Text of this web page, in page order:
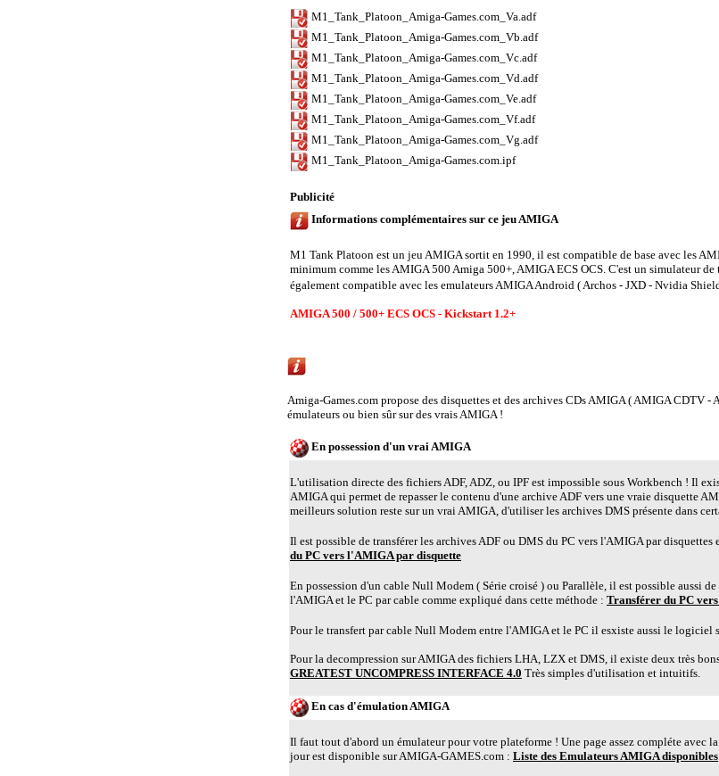
M1_Tank_Platoon_Amiga-Games.com_Va.adf
M1_Tank_Platoon_Amiga-Games.com_Vb.adf
M1_Tank_Platoon_Amiga-Games.com_Vc.adf
M1_Tank_Platoon_Amiga-Games.com_Vd.adf
M1_Tank_Platoon_Amiga-Games.com_Ve.adf
M1_Tank_Platoon_Amiga-Games.com_Vf.adf
M1_Tank_Platoon_Amiga-Games.com_Vg.adf
M1_Tank_Platoon_Amiga-Games.com.ipf
Publicité
Informations complémentaires sur ce jeu AMIGA
M1 Tank Platoon est un jeu AMIGA sortit en 1990, il est compatible de base avec les
minimum comme les AMIGA 500 Amiga 500+, AMIGA ECS OCS. C'est un simulateur de
également compatible avec les emulateurs AMIGA Android ( Archos - JXD - Nvidia
AMIGA 500 / 500+ ECS OCS - Kickstart 1.2+
Amiga-Games.com propose des disquettes et des archives CDs AMIGA ( AMIGA CDTV -
émulateurs ou bien sûr sur des vrais AMIGA !
En possession d'un vrai AMIGA
L'utilisation directe des fichiers ADF, ADZ, ou IPF est impossible sous Workbench ! Il
AMIGA qui permet de repasser le contenu d'une archive ADF vers une vraie disquette
meilleurs solution reste sur un vrai AMIGA, d'utiliser les archives DMS présente dans
Il est possible de transférer les archives ADF ou DMS du PC vers l'AMIGA par
du PC vers l'AMIGA par disquette
En possession d'un cable Null Modem ( Série croisé ) ou Parallèle, il est possible aussi
l'AMIGA et le PC par cable comme expliqué dans cette méthode : Transférer du PC
Pour le transfert par cable Null Modem entre l'AMIGA et le PC il esxiste aussi le
Pour la decompression sur AMIGA des fichiers LHA, LZX et DMS, il existe deux très
GREATEST UNCOMPRESS INTERFACE 4.0 Très simples d'utilisation et intuitifs.
En cas d'émulation AMIGA
Il faut tout d'abord un émulateur pour votre plateforme ! Une page assez compléte avec
jour est disponible sur AMIGA-GAMES.com : Liste des Emulateurs AMIGA disponibles